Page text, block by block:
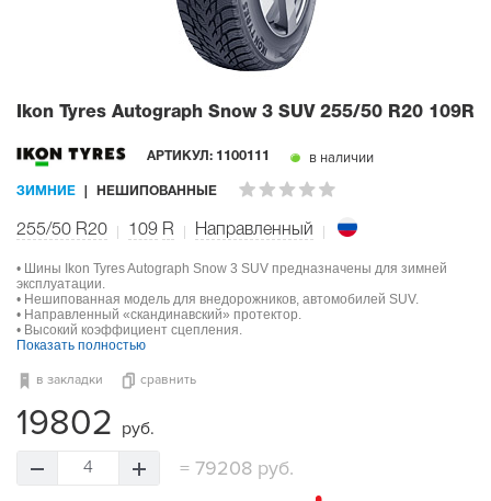
Ikon Tyres Autograph Snow 3 SUV 255/50 R20 109R
АРТИКУЛ: 1100111 в наличии
ЗИМНИЕ НЕШИПОВАННЫЕ
255/50 R20 109 R Направленный
• Шины Ikon Tyres Autograph Snow 3 SUV предназначены для зимней
эксплуатации.
• Нешипованная модель для внедорожников, автомобилей SUV.
• Направленный «скандинавский» протектор.
• Высокий коэффициент сцепления.
Показать полностью
в закладки сравнить
19802 руб.
4 =79208 руб.